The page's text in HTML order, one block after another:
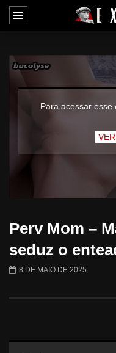
Para acessar esse
Perv Mom –
seduz o
8 DE MAIO DE 2025